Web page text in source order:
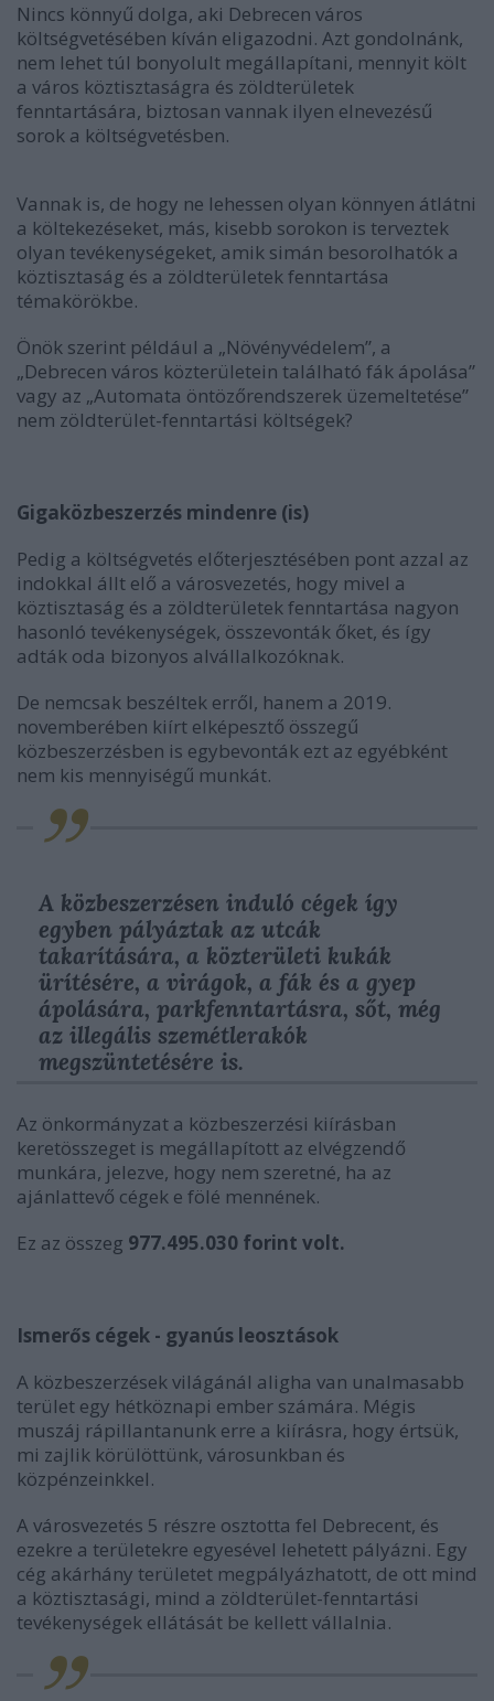
Nincs könnyű dolga, aki Debrecen város
költségvetésében kíván eligazodni. Azt gondolnánk,
nem lehet túl bonyolult megállapítani, mennyit költ
a város köztisztaságra és zöldterületek
fenntartására, biztosan vannak ilyen elnevezésű
sorok a költségvetésben.
Vannak is, de hogy ne lehessen olyan könnyen átlátni
a költekezéseket, más, kisebb sorokon is terveztek
olyan tevékenységeket, amik simán besorolhatók a
köztisztaság és a zöldterületek fenntartása
témakörökbe.
Önök szerint például a „Növényvédelem”, a
„Debrecen város közterületein található fák ápolása”
vagy az „Automata öntözőrendszerek üzemeltetése”
nem zöldterület-fenntartási költségek?
Gigaközbeszerzés mindenre (is)
Pedig a költségvetés előterjesztésében pont azzal az
indokkal állt elő a városvezetés, hogy mivel a
köztisztaság és a zöldterületek fenntartása nagyon
hasonló tevékenységek, összevonták őket, és így
adták oda bizonyos alvállalkozóknak.
De nemcsak beszéltek erről, hanem a 2019.
novemberében kiírt elképesztő összegű
közbeszerzésben is egybevonták ezt az egyébként
nem kis mennyiségű munkát.
A közbeszerzésen induló cégek így
egyben pályáztak az utcák
takarítására, a közterületi kukák
ürítésére, a virágok, a fák és a gyep
ápolására, parkfenntartásra, sőt, még
az illegális szemétlerakók
megszüntetésére is.
Az önkormányzat a közbeszerzési kiírásban
keretösszeget is megállapított az elvégzendő
munkára, jelezve, hogy nem szeretné, ha az
ajánlattevő cégek e fölé mennének.
Ez az összeg 977.495.030 forint volt.
Ismerős cégek - gyanús leosztások
A közbeszerzések világánál aligha van unalmasabb
terület egy hétköznapi ember számára. Mégis
muszáj rápillantanunk erre a kiírásra, hogy értsük,
mi zajlik körülöttünk, városunkban és
közpénzeinkkel.
A városvezetés 5 részre osztotta fel Debrecent, és
ezekre a területekre egyesével lehetett pályázni. Egy
cég akárhány területet megpályázhatott, de ott mind
a köztisztasági, mind a zöldterület-fenntartási
tevékenységek ellátását be kellett vállalnia.